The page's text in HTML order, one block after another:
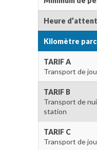
Heure
Kilomètre
TARIF A
Transport de
TARIF B
Transport de
station
TARIF C
Transport de